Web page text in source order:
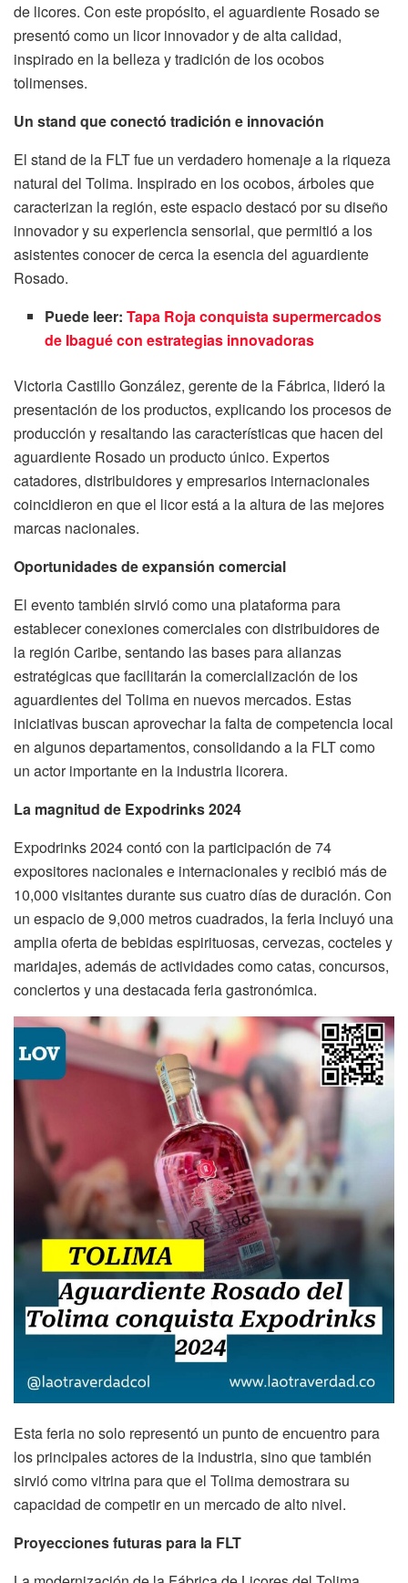
de licores. Con este propósito, el aguardiente Rosado se
presentó como un licor innovador y de alta calidad,
inspirado en la belleza y tradición de los ocobos
tolimenses.
Un stand que conectó tradición e innovación
El stand de la FLT fue un verdadero homenaje a la riqueza
natural del Tolima. Inspirado en los ocobos, árboles que
caracterizan la región, este espacio destacó por su diseño
innovador y su experiencia sensorial, que permitió a los
asistentes conocer de cerca la esencia del aguardiente
Rosado.
Puede leer:Tapa Roja conquista supermercados
de Ibagué con estrategias innovadoras
Victoria Castillo González, gerente de la Fábrica, lideró la
presentación de los productos, explicando los procesos de
producción y resaltando las características que hacen del
aguardiente Rosado un producto único. Expertos
catadores, distribuidores y empresarios internacionales
coincidieron en que el licor está a la altura de las mejores
marcas nacionales.
Oportunidades de expansión comercial
El evento también sirvió como una plataforma para
establecer conexiones comerciales con distribuidores de
la región Caribe, sentando las bases para alianzas
estratégicas que facilitarán la comercialización de los
aguardientes del Tolima en nuevos mercados. Estas
iniciativas buscan aprovechar la falta de competencia local
en algunos departamentos, consolidando a la FLT como
un actor importante en la industria licorera.
La magnitud de Expodrinks 2024
Expodrinks 2024 contó con la participación de 74
expositores nacionales e internacionales y recibió más de
10,000 visitantes durante sus cuatro días de duración. Con
un espacio de 9,000 metros cuadrados, la feria incluyó una
amplia oferta de bebidas espirituosas, cervezas, cocteles y
maridajes, además de actividades como catas, concursos,
conciertos y una destacada feria gastronómica.
Esta feria no solo representó un punto de encuentro para
los principales actores de la industria, sino que también
sirvió como vitrina para que el Tolima demostrara su
capacidad de competir en un mercado de alto nivel.
Proyecciones futuras para la FLT